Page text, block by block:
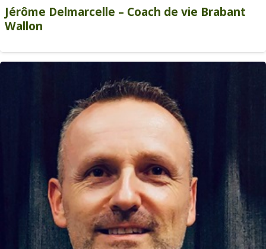
Jérôme Delmarcelle – Coach de vie Brabant
Wallon